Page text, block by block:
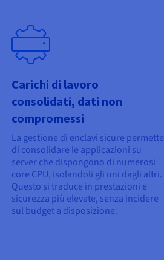
Carichi di lavoro
consolidati, dati non
compromessi
La gestione di enclavi sicure permette
di consolidare le applicazioni su
server che dispongono di numerosi
core CPU, isolandoli gli uni dagli altri.
Questo si traduce in prestazioni e
sicurezza più elevate, senza incidere
sul budget a disposizione.